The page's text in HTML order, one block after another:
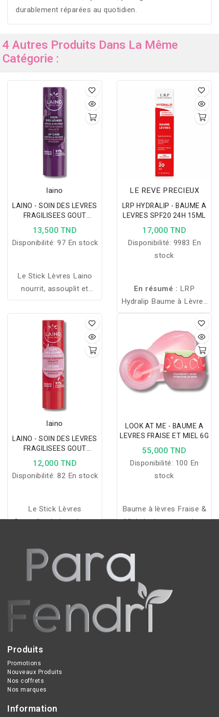
durablement réparées au quotidien.
4 Autres Produits Dans La Même
Catégorie :
laino
LAINO - SOIN DES LEVRES
FRAGILISEES GOUT
CASSIS 4G
13,500 TND
Disponibilité: 97 En stock
Le Stick Lèvres Laino
nourrit, assouplit et
protège les lèvres
abîmées et gercées
grâce au karité et à son
filtre UV, sans paraben ni
phénoxyéthanol.
LE REVE PRECIEUX
LRP HYDRALIP - BAUME A
LEVRES SPF20 24H 15ML
17,000 TND
Disponibilité: 9983 En
stock
En résumé : LRP
Hydralip Baume à Lèvres
SPF 20 hydrate, protège
sensibles tout en les
préservant des effets
nocifs du soleil.
laino
LAINO - SOIN DES LEVRES
FRAGILISEES GOUT
GRENADINE 4G
12,000 TND
Disponibilité: 82 En stock
Le Stick Lèvres
Grenadine Laino répare,
lèvres fragilisées grâce à
l'extrait de Calendula et
sa formule fruitée et
colorée.
LOOK AT ME - BAUME A
LEVRES FRAISE ET MIEL 6G
55,000 TND
Disponibilité: 100 En
stock
Baume à lèvres Fraise &
Miel : hydrate, nourrit et
et mini stick hygiénique,
Produits
Promotions
Nouveaux Produits
Nos coffrets
Nos marques
Information